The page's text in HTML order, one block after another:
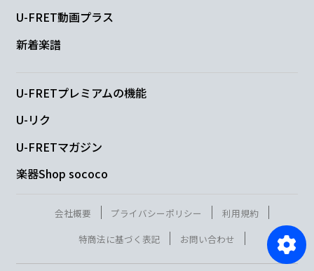
U-FRET動画プラス
新着楽譜
U-FRETプレミアムの機能
U-リク
U-FRETマガジン
楽器Shop sococo
会社概要 プライバシーポリシー
利用規約
特商法に基づく表記
お問い合わせ